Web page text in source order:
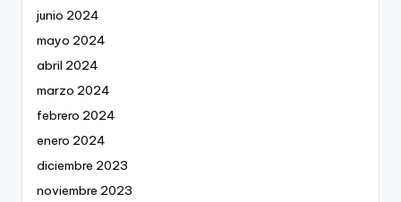
junio 2024
mayo 2024
abril 2024
marzo 2024
febrero 2024
enero 2024
diciembre 2023
noviembre 2023